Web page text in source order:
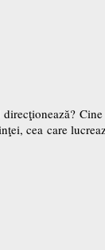
Cine
cea care